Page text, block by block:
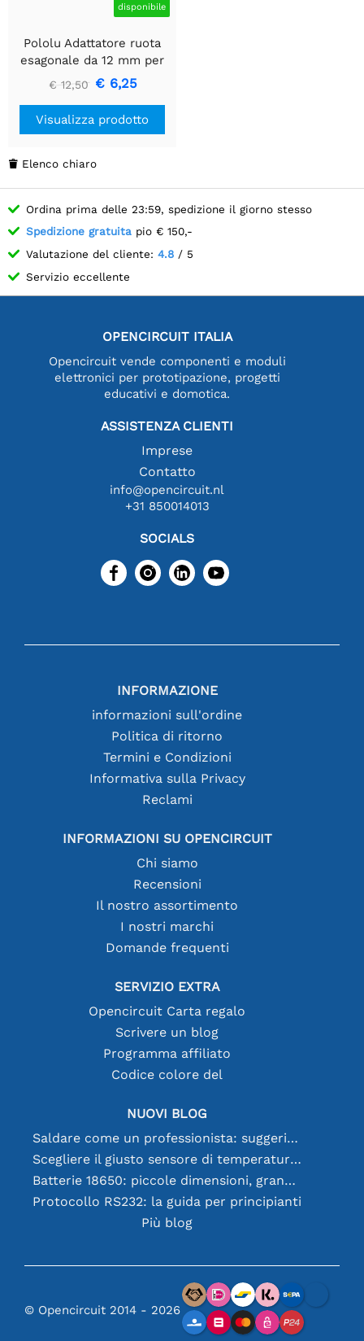
disponibile
Pololu Adattatore ruota
esagonale da 12 mm per
albero da 6 mm, esteso
(confezione da 2)
€ 12,50 € 6,25
Visualizza prodotto
 Elenco chiaro
Ordina prima delle 23:59, spedizione il giorno stesso
Spedizione gratuita pio € 150,-
Valutazione del cliente: 4.8 / 5
Servizio eccellente
OPENCIRCUIT ITALIA
Opencircuit vende componenti e moduli
elettronici per prototipazione, progetti
educativi e domotica.
ASSISTENZA CLIENTI
Imprese
Contatto
info@opencircuit.nl
+31 850014013
SOCIALS
INFORMAZIONE
informazioni sull'ordine
Politica di ritorno
Termini e Condizioni
Informativa sulla Privacy
Reclami
INFORMAZIONI SU OPENCIRCUIT
Chi siamo
Recensioni
Il nostro assortimento
I nostri marchi
Domande frequenti
SERVIZIO EXTRA
Opencircuit Carta regalo
Scrivere un blog
Programma affiliato
Codice colore del
NUOVI BLOG
Saldare come un professionista: suggerimenti per connessioni elettroniche perfette
Scegliere il giusto sensore di temperatura [youtube]
Batterie 18650: piccole dimensioni, grandi prestazioni
Protocollo RS232: la guida per principianti
Più blog
© Opencircuit 2014 - 2026